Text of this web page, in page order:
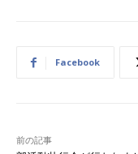
Facebook
前の記事